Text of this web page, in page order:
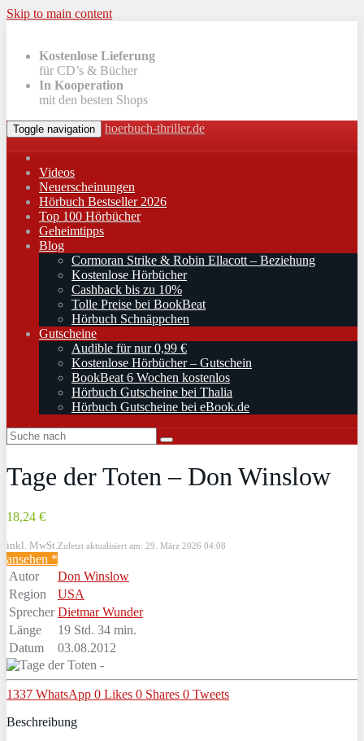
Skip to main content
Kostenlose Lieferung
für CD’s & Bücher
In Kooperation
mit den besten Shops
Toggle navigation hoerbuch-thriller.de
Videos
Neuerscheinungen
Hörbuch Bestseller 2026
Top 100 Hörbücher
Geheimtipps
Blog
Cormoran Strike & Robin Ellacott – Beziehung
Kostenlose Hörbücher
Cashback bis zu 10%
Tolle Preise bei BookBeat
Hörbuch Schnäppchen
Gutscheine
Audible für nur 0,99 €
Kostenlose Hörbücher – Gutschein
BookBeat 6 Wochen kostenlos
Hörbuch Gutscheine bei Thalia
Hörbuch Gutscheine bei eBook.de
Tage der Toten – Don Winslow
18,24 €
inkl. MwSt. Zuletzt aktualisiert am: 29. März 2026 04:08
ansehen *
Autor
Don Winslow
Region
USA
Sprecher Dietmar Wunder
Länge
19 Std. 34 min.
Datum
03.08.2012
1337 WhatsApp 0 Likes 0 Shares 0 Tweets
Beschreibung